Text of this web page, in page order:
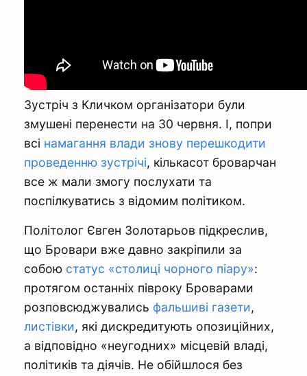
Зустріч з Кличком організатори були
змушені перенести на 30 червня. І, попри
всі намагання влади знову перешкодити
проведенню зустрічі, кількасот броварчан
все ж мали змогу послухати та
поспілкуватись з відомим політиком.
Політолог Євген Золотарьов підкреслив,
що Бровари вже давно закріпили за
собою статус «столиці чорного піару»:
протягом останніх півроку Броварами
розповсюджувались фальшиві газети,
листівки, які дискредитують опозиційних,
а відповідно «неугодних» місцевій владі,
політиків та діячів. Не обійшлося без